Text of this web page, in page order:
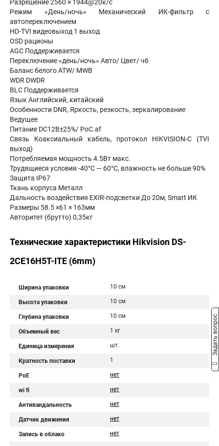
Разрешение 2560 × 1944@20к/с
Режим «День/ночь» Механический ИК-фильтр с
автопереключением
HD-TVI видеовыход 1 выход
OSD рационы
AGC Поддерживается
Переключение «день/ночь» Авто/ Цвет/ чб
Баланс белого ATW/ MWB
WDR DWDR
BLC Поддерживается
Язык Английский, китайский
Особенности DNR, Яркость, резкость, зеркалирование
Ведущее
Питание DC12В±25%/ PoC.af
Связь Коаксиальный кабель, протокол HIKVISION-C (TVI
выход)
Потребляемая мощность 4.5Вт макс.
Трудящиеся условия -40°С — 60°С, влажность не больше 90%
Защита IP67
Ткань корпуса Металл
Дальность воздействия EXIR-подсветки До 20м, Smart ИК
Размеры 58.5 ×61 × 163мм
Авторитет (брутто) 0,35кг
Технические характеристики Hikvision DS-
2CE16H5T-ITE (6mm)
Ширина упаковки 10 см
Высота упаковки 10 см
Глубина упаковки 10 см
Объемный вес 1 кг
Единица измерения шт.
Кратность поставки 1
PoE нет
wi fi нет
Антивандальность нет
Датчик движения нет
Запись в облако нет
Задать вопрос